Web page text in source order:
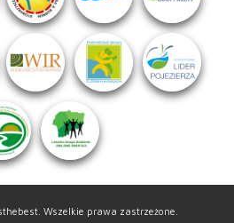
Wszelkie prawa zastrzeżone.